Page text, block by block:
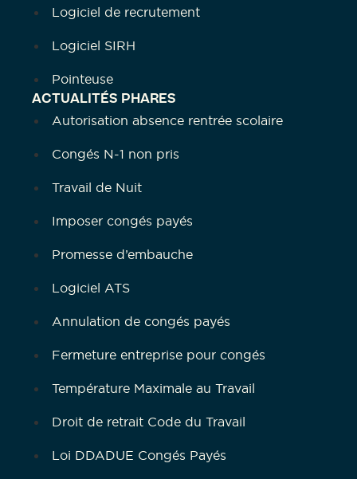
Logiciel de recrutement
Logiciel SIRH
Pointeuse
ACTUALITÉS PHARES
Autorisation absence rentrée scolaire
Congés N-1 non pris
Travail de Nuit
Imposer congés payés
Promesse d’embauche
Logiciel ATS
Annulation de congés payés
Fermeture entreprise pour congés
Température Maximale au Travail
Droit de retrait Code du Travail
Loi DDADUE Congés Payés